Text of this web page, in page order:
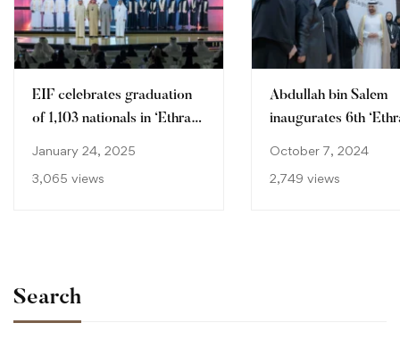
EIF celebrates graduation
of 1,103 nationals in ‘Ethraa’
January 24, 2025
3,065 views
Abdullah bin Salem
inaugurates 6th
October 7, 2024
2,749 views
Search